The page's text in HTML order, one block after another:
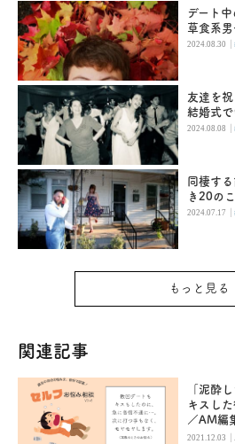
デート
草食系
2024.08.30 |
友達を
結婚式
2024.08.08 |
同棲す
き20の
2024.07.17 |
もっと見る
関連記事
「泥酔
キスし
／AM編
2021.12.03 |